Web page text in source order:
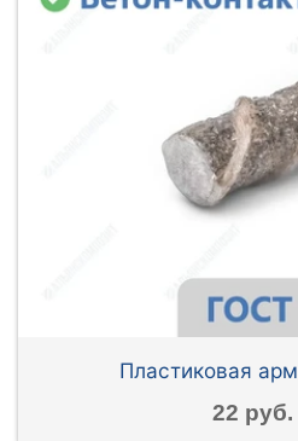
Пластиковая
22 руб.